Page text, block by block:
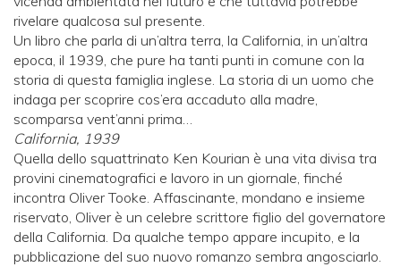
rivelare qualcosa sul presente.
Un libro che parla di un’altra terra, la California, in un’altra
epoca, il 1939, che pure ha tanti punti in comune con la
storia di questa famiglia inglese. La storia di un uomo che
indaga per scoprire cos’era accaduto alla madre,
scomparsa vent’anni prima…
California, 1939
Quella dello squattrinato Ken Kourian è una vita divisa tra
provini cinematografici e lavoro in un giornale, finché
incontra Oliver Tooke. Affascinante, mondano e insieme
riservato, Oliver è un celebre scrittore figlio del governatore
della California. Da qualche tempo appare incupito, e la
pubblicazione del suo nuovo romanzo sembra angosciarlo.